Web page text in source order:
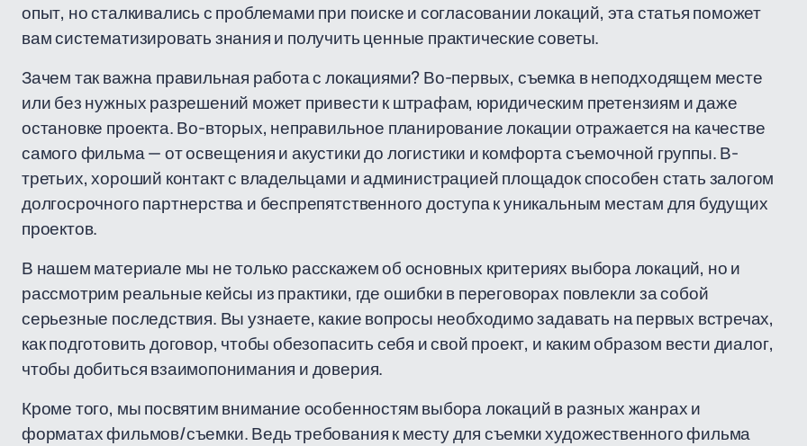
опыт, но сталкивались с проблемами при поиске и согласовании локаций, эта статья поможет
вам систематизировать знания и получить ценные практические советы.
Зачем так важна правильная работа с локациями? Во-первых, съемка в неподходящем месте
или без нужных разрешений может привести к штрафам, юридическим претензиям и даже
остановке проекта. Во-вторых, неправильное планирование локации отражается на качестве
самого фильма — от освещения и акустики до логистики и комфорта съемочной группы. В-
третьих, хороший контакт с владельцами и администрацией площадок способен стать залогом
долгосрочного партнерства и беспрепятственного доступа к уникальным местам для будущих
проектов.
В нашем материале мы не только расскажем об основных критериях выбора локаций, но и
рассмотрим реальные кейсы из практики, где ошибки в переговорах повлекли за собой
серьезные последствия. Вы узнаете, какие вопросы необходимо задавать на первых встречах,
как подготовить договор, чтобы обезопасить себя и свой проект, и каким образом вести диалог,
чтобы добиться взаимопонимания и доверия.
Кроме того, мы посвятим внимание особенностям выбора локаций в разных жанрах и
форматах фильмов/съемки. Ведь требования к месту для съемки художественного фильма